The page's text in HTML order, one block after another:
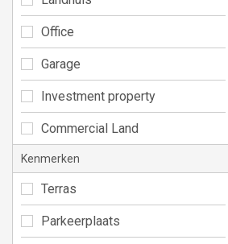
Office
Garage
Investment property
Commercial Land
Kenmerken
Terras
Parkeerplaats